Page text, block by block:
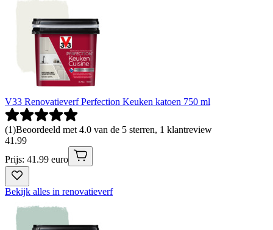
V33 Renovatieverf Perfection Keuken katoen 750 ml
(1)Beoordeeld met 4.0 van de 5 sterren, 1 klantreview
41 .99
Prijs: 41.99 euro
Bekijk alles in renovatieverf